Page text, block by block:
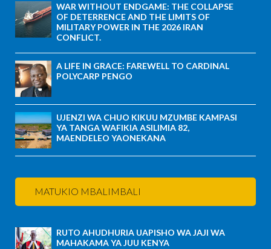
WAR WITHOUT ENDGAME: THE COLLAPSE
OF DETERRENCE AND THE LIMITS OF
MILITARY POWER IN THE 2026 IRAN
CONFLICT.
A LIFE IN GRACE: FAREWELL TO CARDINAL
POLYCARP PENGO
UJENZI WA CHUO KIKUU MZUMBE KAMPASI
YA TANGA WAFIKIA ASILIMIA 82,
MAENDELEO YAONEKANA
MATUKIO MBALIMBALI
RUTO AHUDHURIA UAPISHO WA JAJI WA
MAHAKAMA YA JUU KENYA